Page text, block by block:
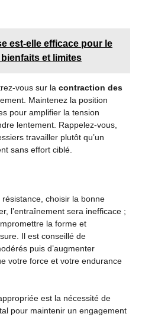
est-elle efficace pour le
et limites
vous sur la contraction des
Maintenez la position
pour amplifier la tension
lentement. Rappelez-vous,
travailler plutôt qu’un
sans effort ciblé.
choisir la bonne
l’entraînement sera inefficace ;
la forme et
Il est conseillé de
puis d’augmenter
votre force et votre endurance
est la nécessité de
pour maintenir un engagement